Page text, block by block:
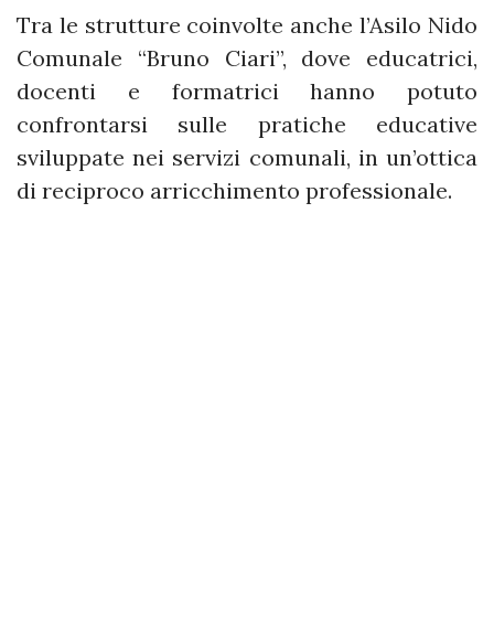
Tra le strutture coinvolte anche l’Asilo Nido
Comunale “Bruno Ciari”, dove educatrici,
docenti e formatrici hanno potuto
confrontarsi sulle pratiche educative
sviluppate nei servizi comunali, in un’ottica
di reciproco arricchimento professionale.